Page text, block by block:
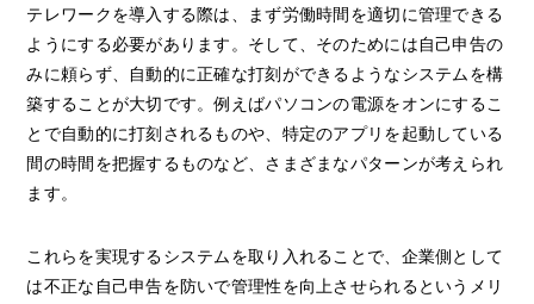
テレワークを導入する際は、まず労働時間を適切に管理できる
ようにする必要があります。そして、そのためには自己申告の
みに頼らず、自動的に正確な打刻ができるようなシステムを構
築することが大切です。例えばパソコンの電源をオンにするこ
とで自動的に打刻されるものや、特定のアプリを起動している
間の時間を把握するものなど、さまざまなパターンが考えられ
ます。
これらを実現するシステムを取り入れることで、企業側として
は不正な自己申告を防いで管理性を向上させられるというメリ